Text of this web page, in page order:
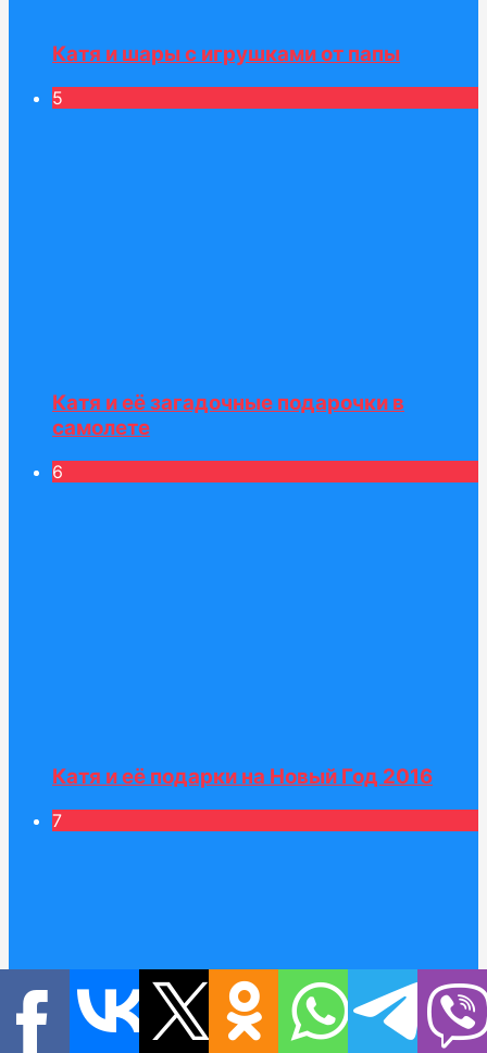
Катя и шары с игрушками от папы
5
Катя и её загадочные подарочки в
самолете
6
Катя и её подарки на Новый Год 2016
7